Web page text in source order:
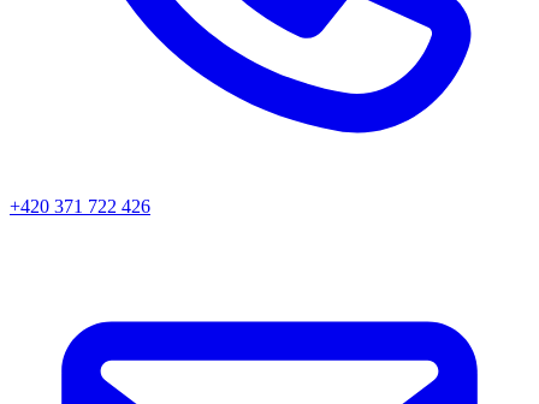
+420 371 722 426